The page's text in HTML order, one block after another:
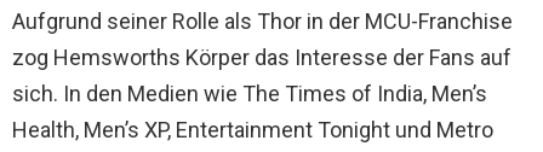
Aufgrund seiner Rolle als Thor in der MCU-Franchise
zog Hemsworths Körper das Interesse der Fans auf
sich. In den Medien wie The Times of India, Men’s
Health, Men’s XP, Entertainment Tonight und Metro